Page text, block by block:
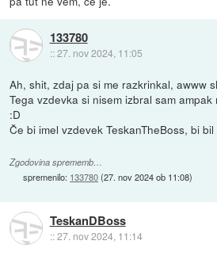
133780
::27. nov 2024, 11:05
Ah, shit, zdaj pa si me razkrinkal, awww
Tega vzdevka si nisem izbral sam
:D
Če bi imel vzdevek TeskanTheBoss, bi
Zgodovina sprememb…
spremenilo: 133780(27. nov 2024 ob 11:08)
TeskanDBoss
::27. nov 2024, 11:14